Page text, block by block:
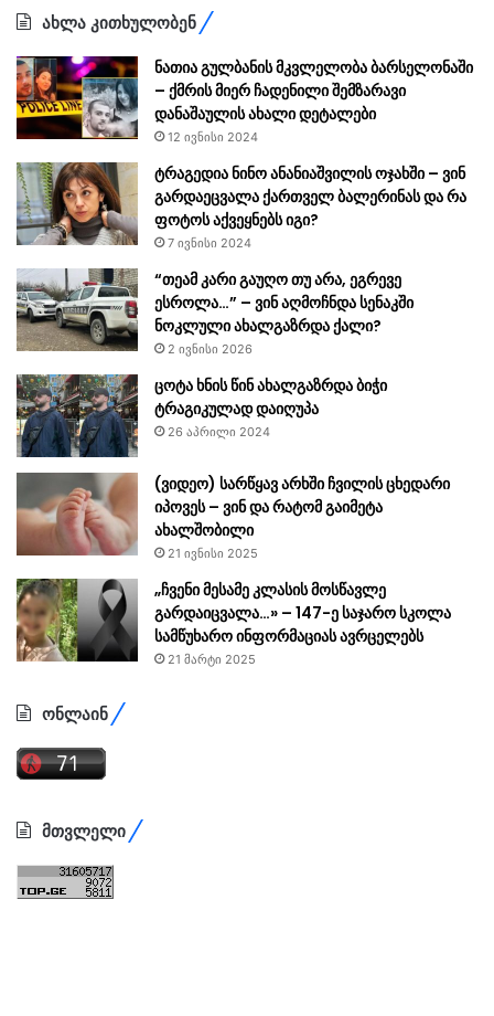
ახლა კითხულობენ
ნათია გულბანის მკვლელობა ბარსელონაში
– ქმრის მიერ ჩადენილი შემზარავი
დანაშაულის ახალი დეტალები
12 ივნისი 2024
ტრაგედია ნინო ანანიაშვილის ოჯახში – ვინ
გარდაეცვალა ქართველ ბალერინას და რა
ფოტოს აქვეყნებს იგი?
7 ივნისი 2024
“თეამ კარი გაუღო თუ არა, ეგრევე
ესროლა…” – ვინ აღმოჩნდა სენაკში
ნოკლული ახალგაზრდა ქალი?
2 ივნისი 2026
ცოტა ხნის წინ ახალგაზრდა ბიჭი
ტრაგიკულად დაიღუპა
26 აპრილი 2024
(ვიდეო) სარწყავ არხში ჩვილის ცხედარი
იპოვეს – ვინ და რატომ გაიმეტა
ახალშობილი
21 ივნისი 2025
„ჩვენი მესამე კლასის მოსწავლე
გარდაიცვალა…» – 147-ე საჯარო სკოლა
სამწუხარო ინფორმაციას ავრცელებს
21 მარტი 2025
ონლაინ
მთვლელი